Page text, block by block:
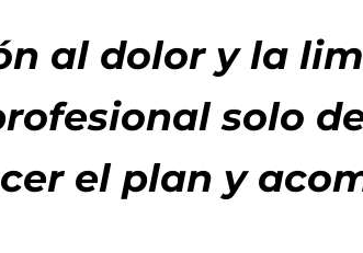
al dolor y la
solo
el plan y